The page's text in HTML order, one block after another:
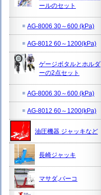
ールのセット
AG-8006 30～600 (kPa)
AG-8012 60～1200(kPa)
ゲージボタルとホルダ
ーの2点セット
AG-8006 30～600 (kPa)
AG-8012 60～1200(kPa)
油圧機器 ジャッキなど
長崎ジャッキ
マサダ,バーコ